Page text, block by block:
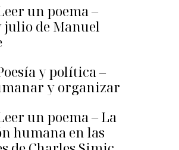
un poema –
julio de Manuel
y política –
y organizar
un poema – La
humana en las